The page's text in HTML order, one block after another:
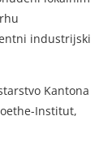
industrijski
Kantona
Institut,